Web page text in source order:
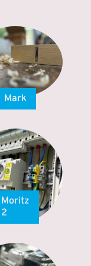
Mark
Moritz
2